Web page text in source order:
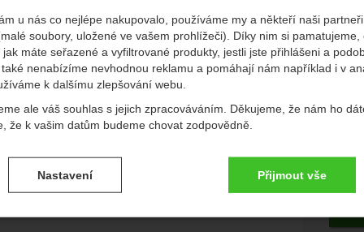
u nás co nejlépe nakupovalo, používáme my a někteří naši
soubory, uložené ve vašem prohlížeči). Díky nim si pamatujeme,
máte seřazené a vyfiltrované produkty, jestli jste přihlášeni a
nenabízíme nevhodnou reklamu a pomáhají nám například i v
k dalšímu zlepšování webu.
ale váš souhlas s jejich zpracováváním. Děkujeme, že nám ho
že k vašim datům budeme chovat zodpovědně.
souhlasů s kategoriemi cookies
- bez těchto cookies náš web nebude fungovat.
Nastavení Přijmout vše
+3